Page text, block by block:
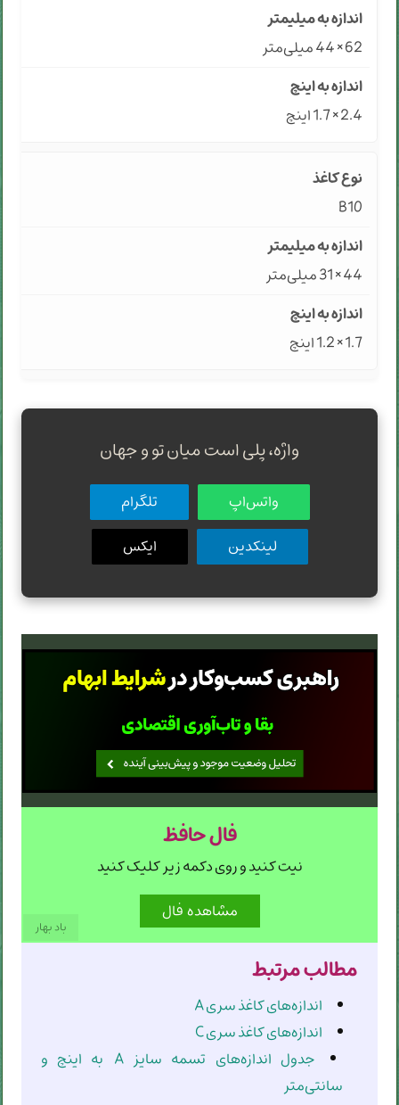
62 × 44 میلی‌متر
2.4 × 1.7 اینچ
B10
44 × 31 میلی‌متر
1.7 × 1.2 اینچ
واژه، پلی است میان تو و جهان
واتس‌اپ
تلگرام
لینکدین
ایکس
فال حافظ
نیت کنید و روی دکمه زیر کلیک کنید
باد بهار
مطالب مرتبط
اندازه‌های کاغذ سری A
اندازه‌های کاغذ سری C
جدول اندازه‌های تسمه سایز A به اینچ و
سانتی‌متر